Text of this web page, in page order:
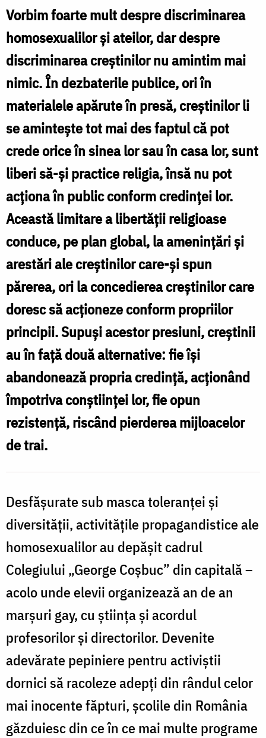
Vorbim foarte mult despre discriminarea
homosexualilor şi ateilor, dar despre
discriminarea creştinilor nu amintim mai
nimic. În dezbaterile publice, ori în
materialele apărute în presă, creştinilor li
se aminteşte tot mai des faptul că pot
crede orice în sinea lor sau în casa lor, sunt
liberi să-şi practice religia, însă nu pot
acţiona în public conform credinţei lor.
Această limitare a libertăţii religioase
conduce, pe plan global, la ameninţări şi
arestări ale creştinilor care-şi spun
părerea, ori la concedierea creştinilor care
doresc să acţioneze conform propriilor
principii. Supuşi acestor presiuni, creştinii
au în faţă două alternative: fie îşi
abandonează propria credinţă, acţionând
împotriva conştiinţei lor, fie opun
rezistenţă, riscând pierderea mijloacelor
de trai.
Desfăşurate sub masca toleranţei şi
diversităţii, activităţile propagandistice ale
homosexualilor au depăşit cadrul
Colegiului „George Coşbuc” din capitală –
acolo unde elevii organizează an de an
marşuri gay, cu ştiinţa şi acordul
profesorilor şi directorilor. Devenite
adevărate pepiniere pentru activiştii
dornici să racoleze adepţi din rândul celor
mai inocente făpturi, şcolile din România
găzduiesc din ce în ce mai multe programe